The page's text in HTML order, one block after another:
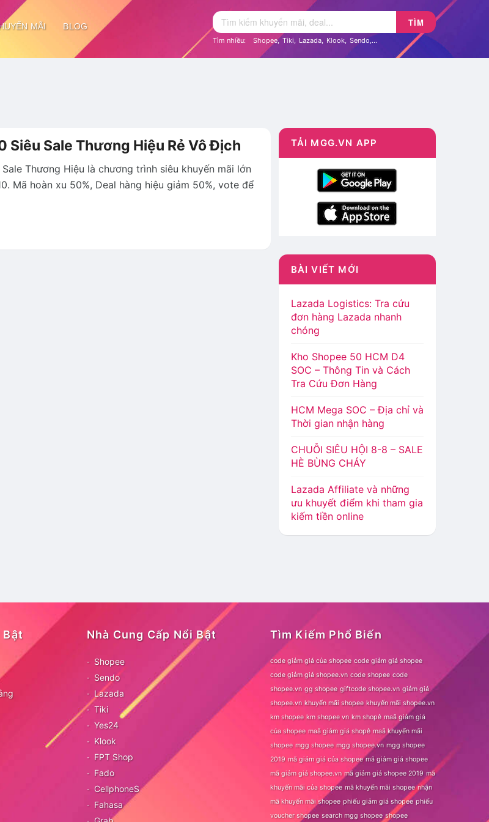
MÃI BLOG TÌM
Tìm nhiều: Shopee, Tiki, Lazada, Klook, Sendo,...
Siêu Sale Thương Hiệu Rẻ Vô Địch
Sale Thương Hiệu là chương trình siêu khuyến mãi lớn
Mã hoàn xu 50%, Deal hàng hiệu giảm 50%, vote để
TẢI MGG.VN APP
BÀI VIẾT MỚI
Lazada Logistics: Tra cứu
đơn hàng Lazada nhanh
chóng
Kho Shopee 50 HCM D4
SOC – Thông Tin và Cách
Tra Cứu Đơn Hàng
HCM Mega SOC – Địa chỉ và
Thời gian nhận hàng
CHUỖI SIÊU HỘI 8-8 – SALE
HÈ BÙNG CHÁY
Lazada Affiliate và những
ưu khuyết điểm khi tham gia
kiếm tiền online
Bật Nhà Cung Cấp Nổi Bật
Shopee
Sendo
Lazada
Tiki
Yes24
Klook
FPT Shop
Fado
CellphoneS
Fahasa
Tìm Kiếm Phổ Biến
code giảm giá của shopee code giảm giá shopee
code giảm giá shopee.vn code shopee code
shopee.vn gg shopee giftcode shopee.vn giảm giá
shopee.vn khuyến mãi shopee khuyến mãi shopee.vn
km shopee km shopee vn km shopê maã giảm giá
của shopee maã giảm giá shopê maã khuyến mãi
shopee mgg shopee mgg shopee.vn mgg shopee
2019 mã giảm giá của shopee mã giảm giá shopee
mã giảm giá shopee.vn mã giảm giá shopee 2019 mã
khuyến mãi của shopee mã khuyến mãi shopee nhận
mã khuyến mãi shopee phiếu giảm giá shopee phiếu
voucher shopee search mgg shopee shopee